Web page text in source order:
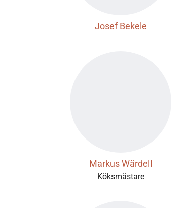
Josef Bekele
Markus Wärdell
Köksmästare